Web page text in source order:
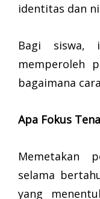
identitas dan
Bagi siswa,
memperoleh
bagaimana
Apa Fokus
Memetakan
selama
yang